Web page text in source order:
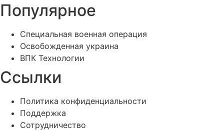
Популярное
Специальная военная операция
Освобожденная украина
ВПК Технологии
Ссылки
Политика конфиденциальности
Поддержка
Сотрудничество